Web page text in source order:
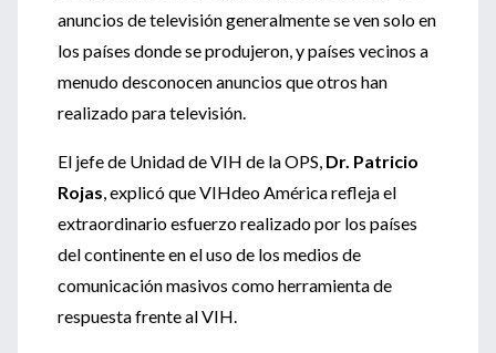
anuncios de televisión generalmente se ven solo en
los países donde se produjeron, y países vecinos a
menudo desconocen anuncios que otros han
realizado para televisión.
El jefe de Unidad de VIH de la OPS, Dr. Patricio
Rojas, explicó que VIHdeo América refleja el
extraordinario esfuerzo realizado por los países
del continente en el uso de los medios de
comunicación masivos como herramienta de
respuesta frente al VIH.